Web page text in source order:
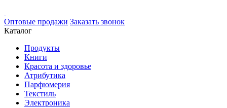
Оптовые продажи Заказать звонок
Каталог
Продукты
Книги
Красота и здоровье
Атрибутика
Парфюмерия
Текстиль
Электроника